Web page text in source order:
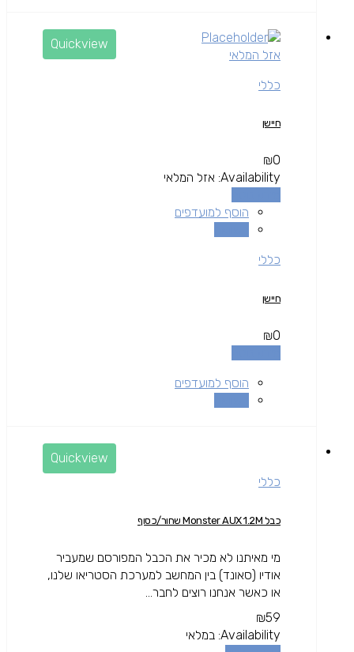
Quickview
אזל המלאי
כללי
חיישן
₪0
Availability: אזל המלאי
הוסף למועדפים
כללי
חיישן
₪0
הוסף למועדפים
Quickview
כללי
כבל Monster AUX 1.2M שחור/כסוף
מי מאיתנו לא מכיר את הכבל המפורסם שמעביר
אודיו (סאונד) בין המחשב למערכת הסטריאו שלנו,
או כאשר אנחנו רוצים לחבר...
₪59
Availability: במלאי